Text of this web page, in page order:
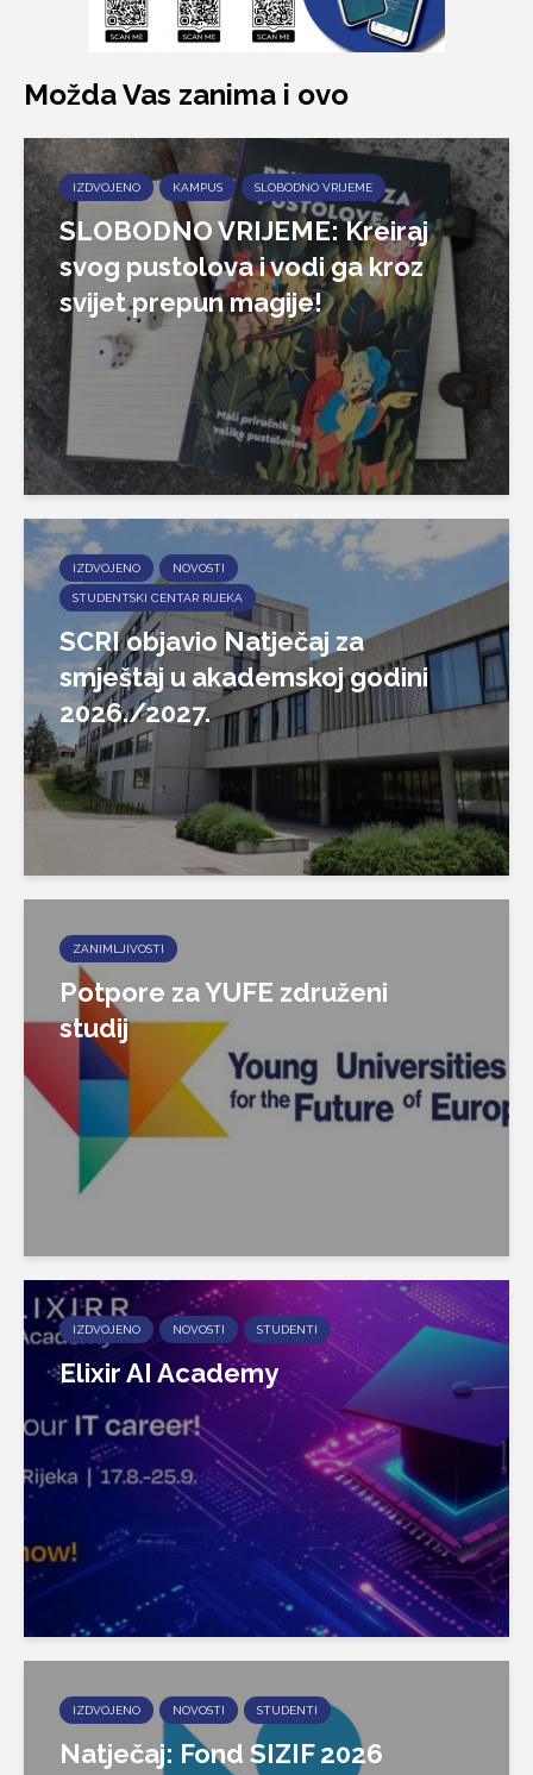
Možda Vas zanima i ovo
IZDVOJENO KAMPUS SLOBODNO VRIJEME
SLOBODNO VRIJEME: Kreiraj
svog pustolova i vodi ga kroz
svijet prepun magije!
IZDVOJENO NOVOSTI
STUDENTSKI CENTAR RIJEKA
SCRI objavio Natječaj za
smještaj u akademskoj godini
2026./2027.
ZANIMLJIVOSTI
Potpore za YUFE združeni
studij
IZDVOJENO NOVOSTI STUDENTI
Elixir AI Academy
IZDVOJENO NOVOSTI STUDENTI
Natječaj: Fond SIZIF 2026